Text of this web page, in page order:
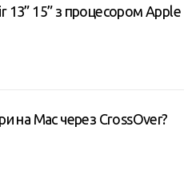
13” 15” з процесором Apple
на Mac через CrossOver?